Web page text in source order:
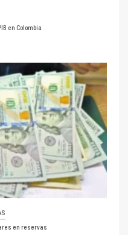
en Colombia
en reservas